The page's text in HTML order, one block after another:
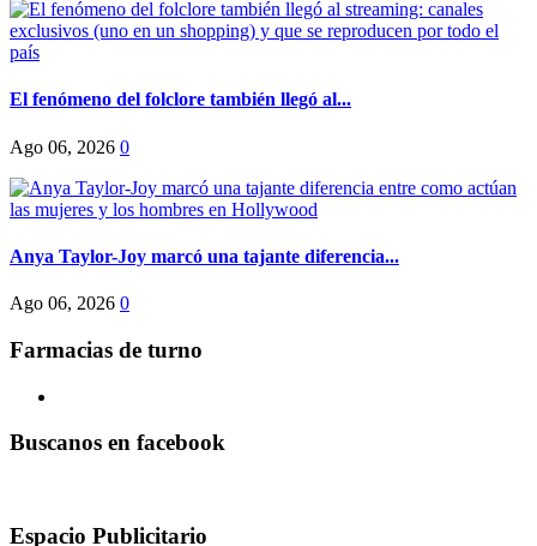
El fenómeno del folclore también llegó al...
Ago 06, 2026 0
Anya Taylor-Joy marcó una tajante diferencia...
Ago 06, 2026 0
Farmacias de turno
Buscanos en facebook
Espacio Publicitario